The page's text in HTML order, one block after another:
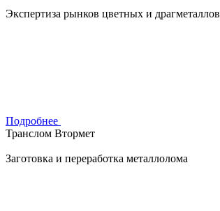
Экспертиза рынков цветных и драгметаллов
Подробнее
Транслом Втормет
Заготовка и переработка металлолома